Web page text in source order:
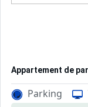
Appartement de
Parking